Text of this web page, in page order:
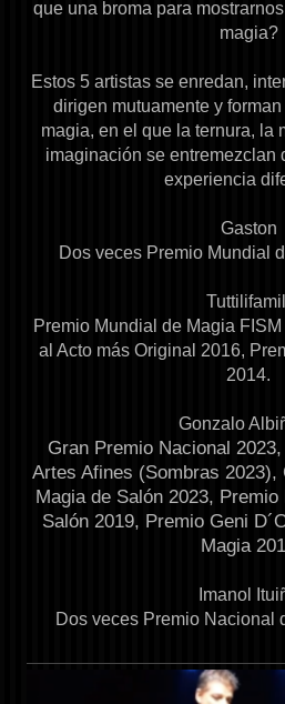
que una broma para
magia?
Estos 5 artistas se enredan,
dirigen mutuamente y
magia, en el que la ternura, la
imaginación se entremezclan
experiencia
Gaston
Dos veces Premio Mundial
Premio Mundial de Magia
al Acto más Original 2016,
2014.
Gonzalo
Gran Premio Nacional
Artes Afines (Sombras 2023),
Magia de Salón 2023,
Salón 2019, Premio Geni
Magia
Imanol
Dos veces Premio Nacional